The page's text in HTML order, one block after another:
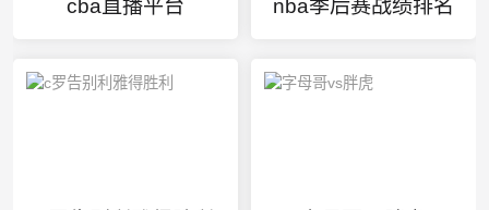
cba直播平台 nba季后赛战绩排名